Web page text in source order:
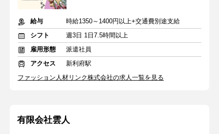
給与
時給1350～1400円以上+交通費別途支給
シフト
週3日 1日7.5時間以上
雇用形態
派遣社員
アクセス
新利府駅
ファッション人材リンク株式会社の求人一覧を見る
有限会社雲人